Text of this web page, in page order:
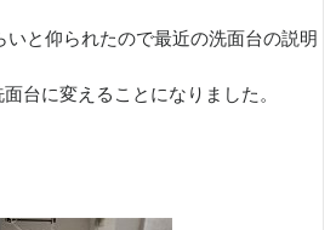
と仰られたので最近の洗面台の説明
台に変えることになりました。